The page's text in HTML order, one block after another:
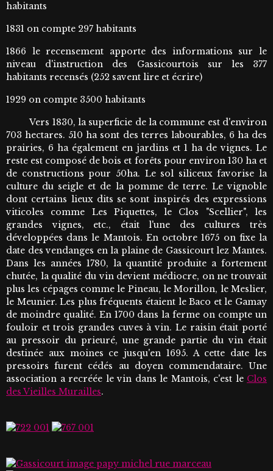
habitants
1831 on compte 297 habitants
1866 le recensement apporte des informations sur le
niveau d'instruction des Gassicourtois sur les 377
habitants recensés (252 savent lire et écrire)
1929 on compte 3500 habitants
Vers 1830, la superficie de la commune est d'environ
703 hectares. 510 ha sont des terres labourables, 6 ha des
prairies, 6 ha également en jardins et 1 ha de vignes. Le
reste est composé de bois et forêts pour environ 130 ha et
de constructions pour 50ha. Le sol siliceux favorise la
culture du seigle et de la pomme de terre. Le vignoble
dont certains lieux dits se sont inspirés des expressions
viticoles comme Les Piquettes, le Clos "Scellier", les
grandes vignes, etc., était l'une des cultures très
développées dans le Mantois. En octobre 1675 on fixe la
date des vendanges en la plaine de Gassicourt lez Mantes.
Dans les années 1780, la quantité produite a fortement
chutée, la qualité du vin devient médiocre, on ne trouvait
plus les cépages comme le Pineau, le Morillon, le Meslier,
le Meunier. Les plus fréquents étaient le Baco et le Gamay
de moindre qualité. En 1700 dans la ferme on compte un
fouloir et trois grandes cuves à vin. Le raisin était porté
au pressoir du prieuré, une grande partie du vin était
destinée aux moines ce jusqu'en 1695. A cette date les
pressoirs furent cédés au doyen commendataire. Une
association a recréée le vin dans le Mantois, c'est le Clos
des Vieilles Murailles.